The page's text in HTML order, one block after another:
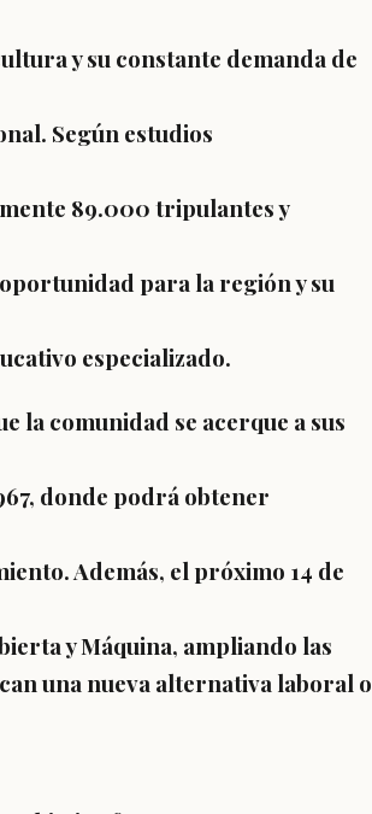
y su constante demanda de
Según estudios
89.000 tripulantes y
para la región y su
especializado.
la comunidad se acerque a sus
donde podrá obtener
Además, el próximo 14 de
y Máquina, ampliando las
una nueva alternativa laboral o